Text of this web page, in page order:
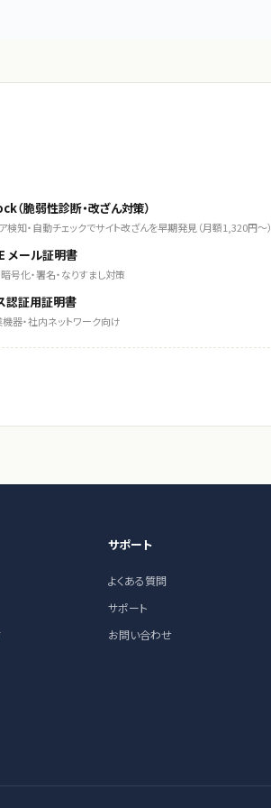
（脆弱性診断・改ざん対策）
検知・自動チェックでサイト改ざんを早期発見（月額1,320円〜）
メール証明書
号化・署名・なりすまし対策
認証用証明書
機器・社内ネットワーク向け
サポート
よくある質問
サポート
お問い合わせ